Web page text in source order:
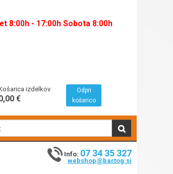
8:00h - 17:00h Sobota 8:00h
izdelkov
€
Odpri
košarico
Info: 07 34 35 327
webshop@bartog.si